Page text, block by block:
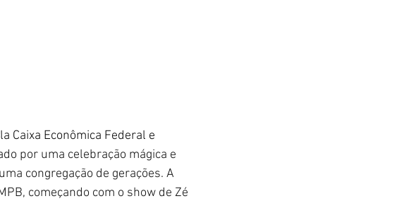
Caixa Econômica Federal e
por uma celebração mágica e
congregação de gerações. A
começando com o show de Zé